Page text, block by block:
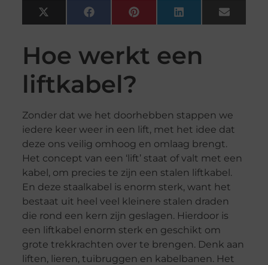
X
(Twitter)
FacebookPinterest LinkedIn Email
Hoe werkt een
liftkabel?
Zonder dat we het doorhebben stappen we
iedere keer weer in een lift, met het idee dat
deze ons veilig omhoog en omlaag brengt.
Het concept van een ‘lift’ staat of valt met een
kabel, om precies te zijn een stalen liftkabel.
En deze staalkabel is enorm sterk, want het
bestaat uit heel veel kleinere stalen draden
die rond een kern zijn geslagen. Hierdoor is
een liftkabel enorm sterk en geschikt om
grote trekkrachten over te brengen. Denk aan
liften, lieren, tuibruggen en kabelbanen. Het